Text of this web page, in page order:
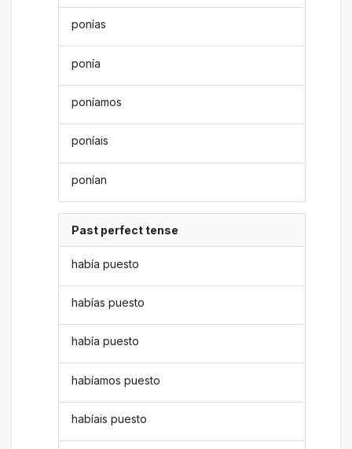
ponías
ponía
poníamos
poníais
ponían
Past perfect tense
había puesto
habías puesto
había puesto
habíamos puesto
habíais puesto